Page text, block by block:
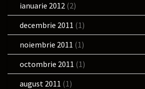
ianuarie 2012 (2)
decembrie 2011 (1)
noiembrie 2011 (1)
octombrie 2011 (1)
august 2011 (1)